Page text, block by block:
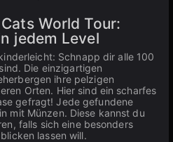
World Tour:
jedem Level
Schnapp dir alle 100
Die einzigartigen
ihre pelzigen
Orten. Hier sind ein scharfes
gefragt! Jede gefundene
mit Münzen. Diese kannst du
falls sich eine besonders
lassen will.